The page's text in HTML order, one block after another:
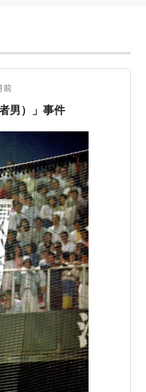
のトリッキーな動きで
ナアタック」「イズナド
に変更されている（マ
はBisonとなってい
ーズ
リーズ（2以降）
ーズ
前
男）」事件